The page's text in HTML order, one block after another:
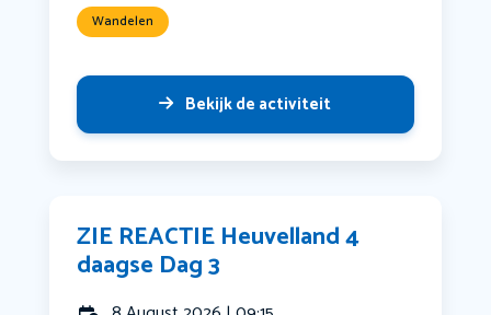
Wandelen
Bekijk de activiteit
ZIE REACTIE Heuvelland 4
daagse Dag 3